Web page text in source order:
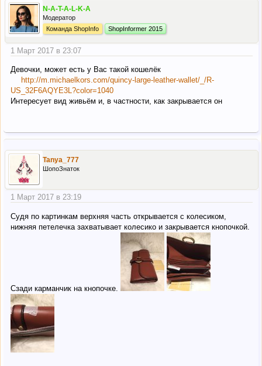
N-A-T-A-L-K-A
Модератор
Команда ShopInfo
ShopInformer 2015
1 Март 2017 в 23:07
Девочки, может есть у Вас такой кошелёк
http://m.michaelkors.com/quincy-large-leather-wallet/_/R-
US_32F6AQYE3L?color=1040
Интересует вид живьём и, в частности, как закрывается он
Tanya_777
ШопоЗнаток
1 Март 2017 в 23:19
Судя по картинкам верхняя часть открывается с колесиком,
нижняя петелечка захватывает колесико и закрывается кнопочкой.
Сзади карманчик на кнопочке.